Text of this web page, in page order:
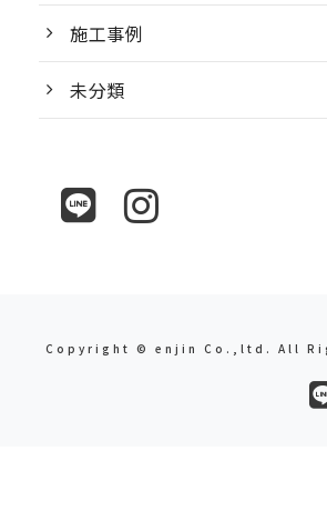
施工事例
未分類
Copyright © enjin Co.,ltd. All